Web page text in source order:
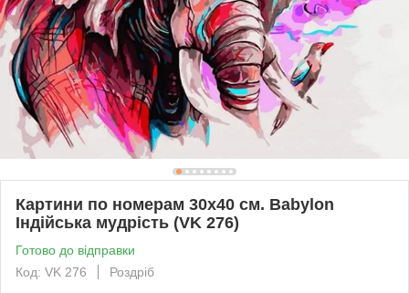
Картини по номерам 30х40 см. Babylon
Індійська мудрість (VK 276)
Готово до відправки
Код: VK 276
Роздріб